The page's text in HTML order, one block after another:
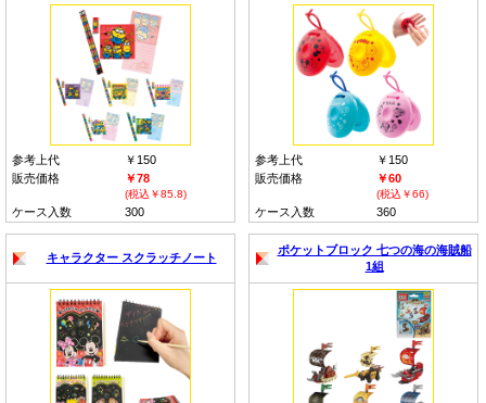
参考上代
￥150
販売価格
￥78
(税込￥85.8)
ケース入数 300
参考上代
￥150
販売価格
￥60
(税込￥66)
ケース入数 360
キャラクター スクラッチノート
ポケットブロック 七つの海の海賊船
1組